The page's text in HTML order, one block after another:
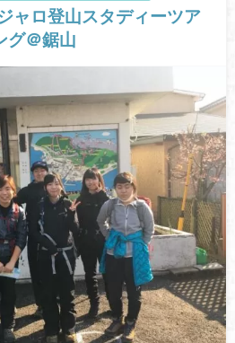
ャロ登山スタディーツア
グ＠鋸山